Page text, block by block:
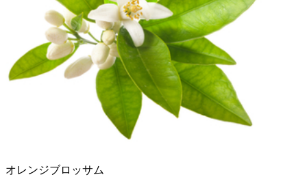
オレンジブロッサム